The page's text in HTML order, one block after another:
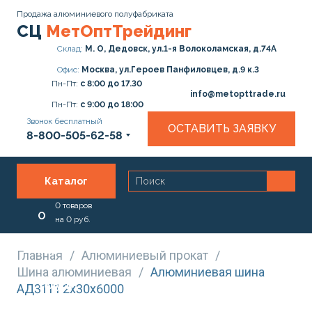
Продажа алюминиевого полуфабриката
СЦ МетОптТрейдинг
Склад: М. О, Дедовск, ул.1-я Волоколамская, д.74А
Офис: Москва, ул.Героев Панфиловцев, д.9 к.3
Пн-Пт: с 8:00 до 17.30
Пн-Пт: с 9:00 до 18:00
info@metopttrade.ru
Звонок бесплатный
8-800-505-62-58
ОСТАВИТЬ ЗАЯВКУ
Каталог
О
нас
Услуги
0 товаров
на 0 руб.
Главная / Алюминиевый прокат /
Шина алюминиевая / Алюминиевая шина
АД31Т1 2х30х6000